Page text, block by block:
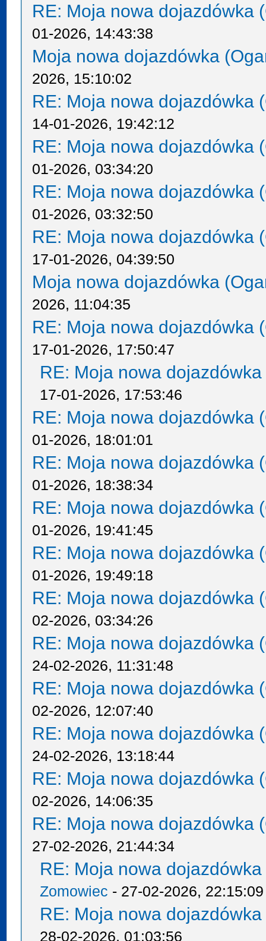
RE: Moja nowa dojazdówka
01-2026, 14:43:38
Moja nowa dojazdówka
2026, 15:10:02
RE: Moja nowa dojazdówka
14-01-2026, 19:42:12
RE: Moja nowa dojazdówka
01-2026, 03:34:20
RE: Moja nowa dojazdówka
01-2026, 03:32:50
RE: Moja nowa dojazdówka
17-01-2026, 04:39:50
Moja nowa dojazdówka
2026, 11:04:35
RE: Moja nowa dojazdówka
17-01-2026, 17:50:47
RE: Moja nowa
17-01-2026, 17:53:46
RE: Moja nowa dojazdówka
01-2026, 18:01:01
RE: Moja nowa dojazdówka
01-2026, 18:38:34
RE: Moja nowa dojazdówka
01-2026, 19:41:45
RE: Moja nowa dojazdówka
01-2026, 19:49:18
RE: Moja nowa dojazdówka
02-2026, 03:34:26
RE: Moja nowa dojazdówka
24-02-2026, 11:31:48
RE: Moja nowa dojazdówka
02-2026, 12:07:40
RE: Moja nowa dojazdówka
24-02-2026, 13:18:44
RE: Moja nowa dojazdówka
02-2026, 14:06:35
RE: Moja nowa dojazdówka
27-02-2026, 21:44:34
RE: Moja nowa
Zomowiec - 27-02-2026, 22:15:09
RE: Moja nowa
28-02-2026, 01:03:56